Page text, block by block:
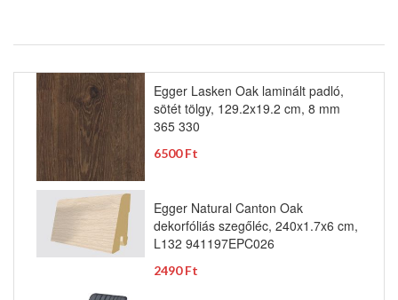
Egger Lasken Oak laminált padló,
sötét tölgy, 129.2x19.2 cm, 8 mm
365 330
6500 Ft
Egger Natural Canton Oak
dekorfóliás szegőléc, 240x1.7x6 cm,
L132 941197EPC026
2490 Ft